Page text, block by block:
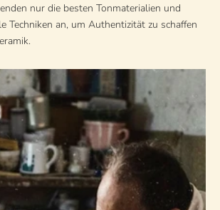
nur die besten Tonmaterialien und
Techniken an, um Authentizität zu schaffen